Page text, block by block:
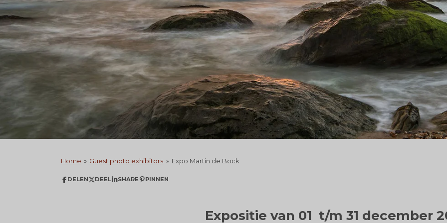
Home » Guest photo exhibitors » Expo Martin de Bock
DELEN DEEL SHARE PINNEN
Expositie van 01 t/m 31 december